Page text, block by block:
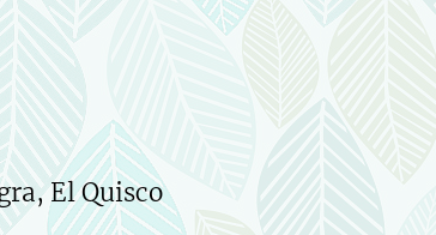
El Quisco